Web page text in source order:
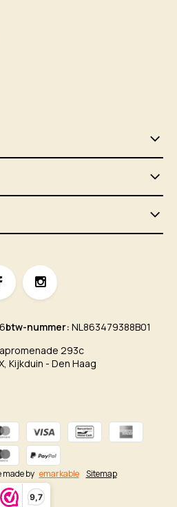
9,7
293c
Kijkduin - Den Haag
btw-nummer: NL863479388B01
made by emarkable Sitemap